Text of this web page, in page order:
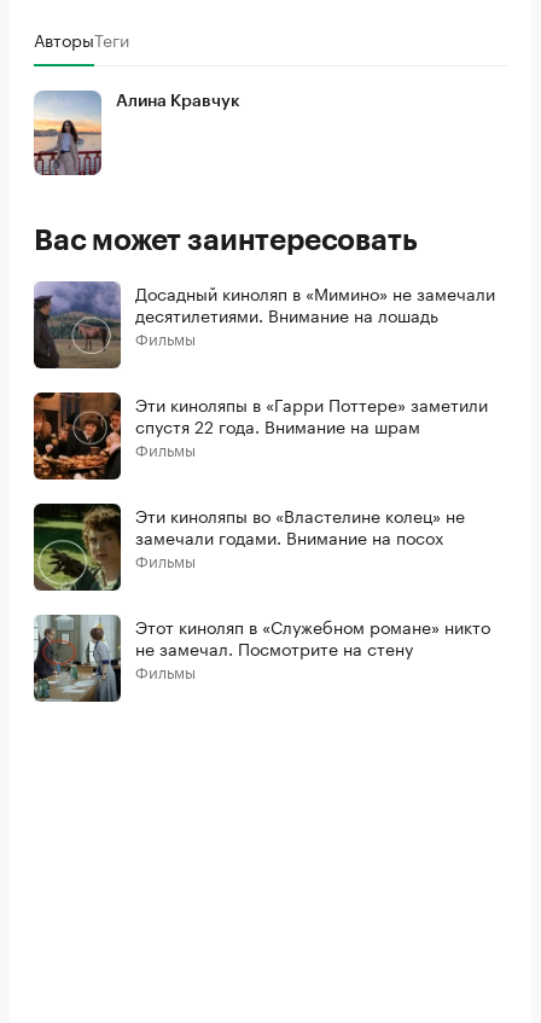
АвторыТеги
Алина Кравчук
Вас может заинтересовать
Досадный киноляп в «Мимино» не замечали
десятилетиями. Внимание на лошадь
Фильмы
Эти киноляпы в «Гарри Поттере» заметили
спустя 22 года. Внимание на шрам
Фильмы
Эти киноляпы во «Властелине колец» не
замечали годами. Внимание на посох
Фильмы
Этот киноляп в «Служебном романе» никто
не замечал. Посмотрите на стену
Фильмы